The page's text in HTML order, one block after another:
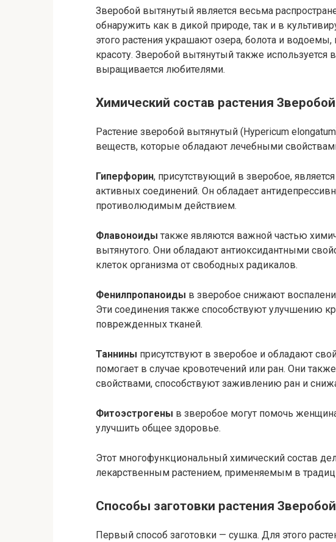
Зверобой вытянутый является весьма
обнаружить как в дикой природе, так и в
этого растения украшают озера, болота и
красоту. Зверобой вытянутый также
выращивается любителями.
Химический состав растения
Растение зверобой вытянутый (Hypericum
веществ, которые обладают лечебными
Гиперфорин, присутствующий в зверобое,
активных соединений. Он обладает
противолюдимым действием.
Флавоноиды также являются важной частью
вытянутого. Они обладают антиоксидантными
клеток организма от свободных радикалов.
Фенилпропаноиды в зверобое снижают
Эти соединения также способствуют улучшению
поврежденных тканей.
Таннины присутствуют в зверобое и обладают
помогает в случае кровотечений или ран. Они
свойствами, способствуют заживлению ран и
Фитоэстрогены в зверобое могут помочь
улучшить общее здоровье.
Этот многофункциональный химический состав
лекарственным растением, применяемым в
Способы заготовки растения
Первый способ заготовки — сушка. Для этого